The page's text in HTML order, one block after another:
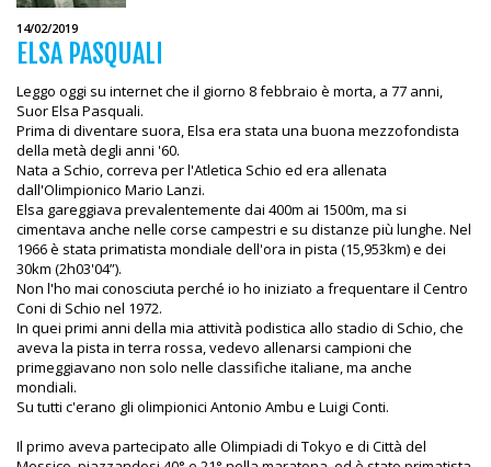
14/02/2019
ELSA PASQUALI
Leggo oggi su internet che il giorno 8 febbraio è morta, a 77 anni,
Suor Elsa Pasquali.
Prima di diventare suora, Elsa era stata una buona mezzofondista
della metà degli anni '60.
Nata a Schio, correva per l'Atletica Schio ed era allenata
dall'Olimpionico Mario Lanzi.
Elsa gareggiava prevalentemente dai 400m ai 1500m, ma si
cimentava anche nelle corse campestri e su distanze più lunghe. Nel
1966 è stata primatista mondiale dell'ora in pista (15,953km) e dei
30km (2h03'04”).
Non l'ho mai conosciuta perché io ho iniziato a frequentare il Centro
Coni di Schio nel 1972.
In quei primi anni della mia attività podistica allo stadio di Schio, che
aveva la pista in terra rossa, vedevo allenarsi campioni che
primeggiavano non solo nelle classifiche italiane, ma anche
mondiali.
Su tutti c'erano gli olimpionici Antonio Ambu e Luigi Conti.
Il primo aveva partecipato alle Olimpiadi di Tokyo e di Città del